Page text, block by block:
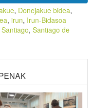
, Donejakue bidea,
, irun, Irun-Bidasoa
Santiago, Santiago de